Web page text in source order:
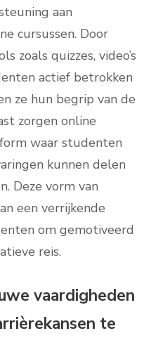
aan
cursussen. Door
zoals quizzes, video’s
actief betrokken
ze hun begrip van de
zorgen online
waar studenten
kunnen delen
Deze vorm van
een verrijkende
om gemotiveerd
reis.
vaardigheden
te